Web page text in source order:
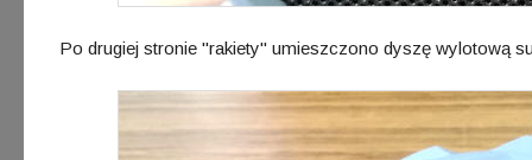
Po drugiej stronie "rakiety" umieszczono dyszę wylotową